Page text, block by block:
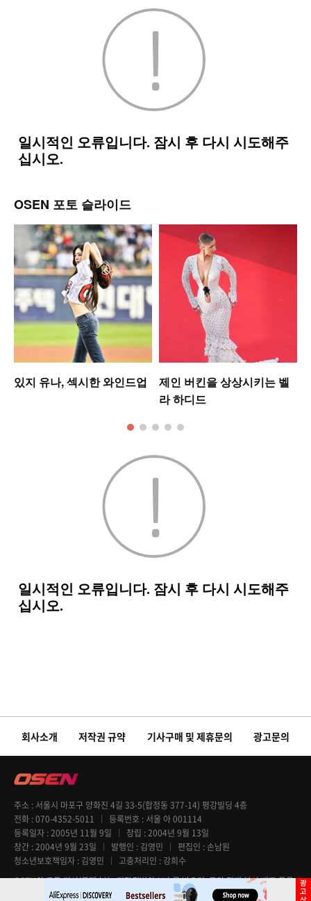
OSEN 포토 슬라이드
있지 유나, 섹시한 와인드업
제인 버킨을 상상시키는 벨
라 하디드
회사소개 저작권 규약 기사구매 및 제휴문의 광고문의
주소
서울시 마포구 양화진 4길 33-5(합정동 377-14) 평강빌딩 4층
전화 070-4352-5011 등록번호
서울 아 001114
등록일자 2005년 11월 9일 창립 2004년 9월 13일
창간 2004년 9월 23일 발행인 김영민 편집인
손남원
청소년보호책임자 김영민 고충처리인
강희수
OSEN의 모든 기사(콘텐츠)는 저작권법의 보호를 받으며, 무단 전재 복사 배포 등을
엄격히 금지합니다. Copyright @ OSEN All rights reserved.